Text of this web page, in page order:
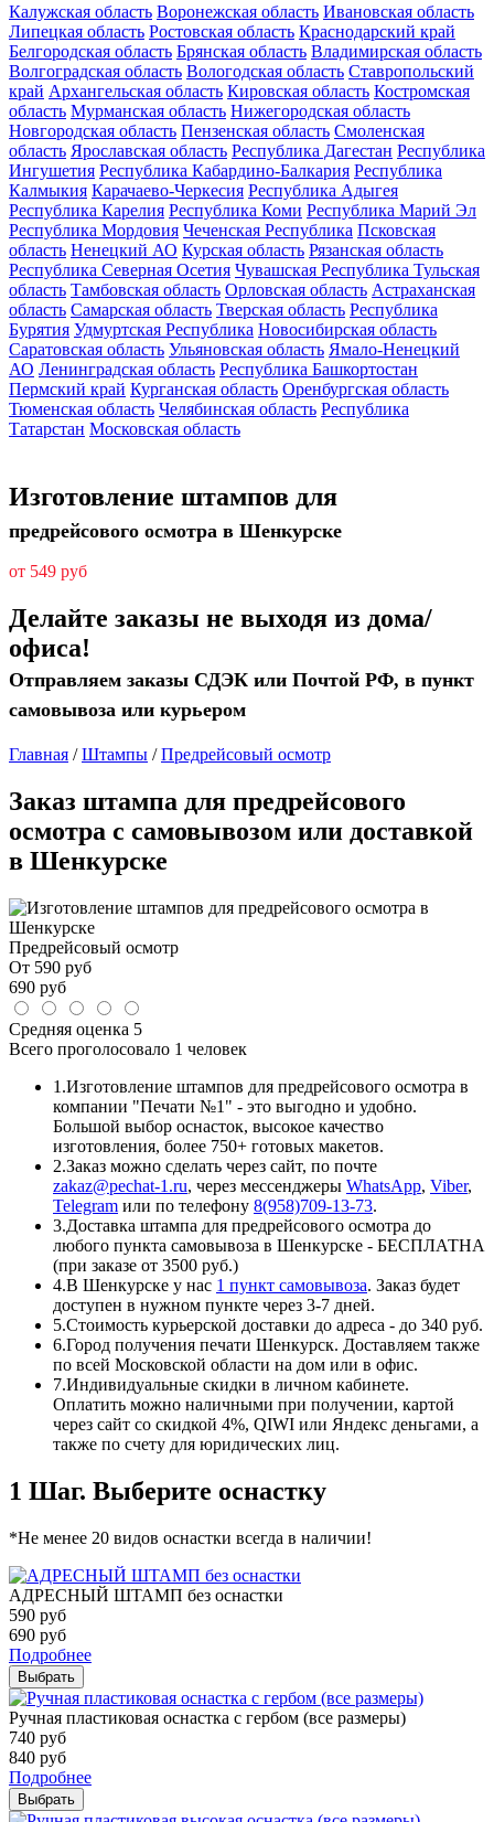
Калужская область Воронежская область Ивановская область
Липецкая область Ростовская область Краснодарский край
Белгородская область Брянская область Владимирская область
Волгоградская область Вологодская область Ставропольский
край Архангельская область Кировская область Костромская
область Мурманская область Нижегородская область
Новгородская область Пензенская область Смоленская
область Ярославская область Республика Дагестан Республика
Ингушетия Республика Кабардино-Балкария Республика
Калмыкия Карачаево-Черкесия Республика Адыгея
Республика Карелия Республика Коми Республика Марий Эл
Республика Мордовия Чеченская Республика Псковская
область Ненецкий АО Курская область Рязанская область
Республика Северная Осетия Чувашская Республика Тульская
область Тамбовская область Орловская область Астраханская
область Самарская область Тверская область Республика
Бурятия Удмуртская Республика Новосибирская область
Саратовская область Ульяновская область Ямало-Ненецкий
АО Ленинградская область Республика Башкортостан
Пермский край Курганская область Оренбургская область
Тюменская область Челябинская область Республика
Татарстан Московская область
Изготовление штампов для
предрейсового осмотра в Шенкурске
от 549 руб
Делайте заказы не выходя из дома/
офиса!
Отправляем заказы СДЭК или Почтой РФ, в пункт
самовывоза или курьером
Главная /Штампы /Предрейсовый осмотр
Заказ штампа для предрейсового
осмотра с самовывозом или доставкой
в Шенкурске
Предрейсовый осмотр
От 590 руб
690 руб
Средняя оценка 5
Всего проголосовало 1 человек
1.Изготовление штампов для предрейсового осмотра в
компании "Печати №1" - это выгодно и удобно.
Большой выбор оснасток, высокое качество
изготовления, более 750+ готовых макетов.
2.Заказ можно сделать через сайт, по почте
zakaz@pechat-1.ru, через мессенджеры WhatsApp, Viber,
Telegram или по телефону 8(958)709-13-73.
3.Доставка штампа для предрейсового осмотра до
любого пункта самовывоза в Шенкурске - БЕСПЛАТНА
(при заказе от 3500 руб.)
4.В Шенкурске у нас 1 пункт самовывоза. Заказ будет
доступен в нужном пункте через 3-7 дней.
5.Стоимость курьерской доставки до адреса - до 340 руб.
6.Город получения печати Шенкурск. Доставляем также
по всей Московской области на дом или в офис.
7.Индивидуальные скидки в личном кабинете.
Оплатить можно наличными при получении, картой
через сайт со скидкой 4%, QIWI или Яндекс деньгами, а
также по счету для юридических лиц.
1 Шаг. Выберите оснастку
*Не менее 20 видов оснастки всегда в наличии!
АДРЕСНЫЙ ШТАМП без оснастки
590 руб
690 руб
Подробнее
Выбрать
Ручная пластиковая оснастка с гербом (все размеры)
740 руб
840 руб
Подробнее
Выбрать